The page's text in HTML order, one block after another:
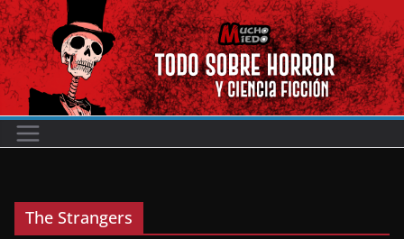
Saltar
al
contenido
The Strangers